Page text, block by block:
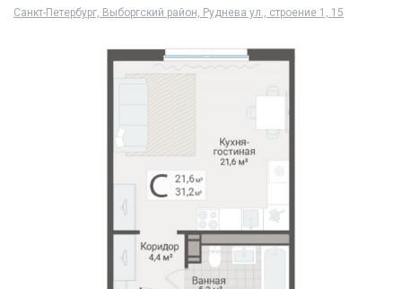
Санкт-Петербург, Выборгский район, Руднева ул., строение 1, 15